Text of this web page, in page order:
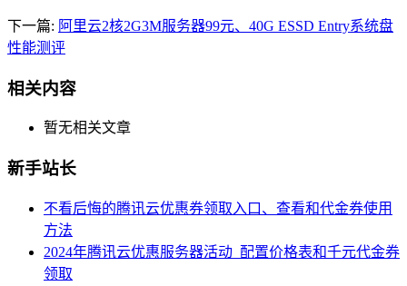
下一篇: 阿里云2核2G3M服务器99元、40G ESSD Entry系统盘
性能测评
相关内容
暂无相关文章
新手站长
不看后悔的腾讯云优惠券领取入口、查看和代金券使用
方法
2024年腾讯云优惠服务器活动_配置价格表和千元代金券
领取